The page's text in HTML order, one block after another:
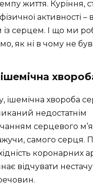
життя. Куріння,
фізичної активності
серцем. І що ми
як ні в чому не
ішемічна хвороба
недостатнім
серцевого
самого серця.
коронарних
відчувати